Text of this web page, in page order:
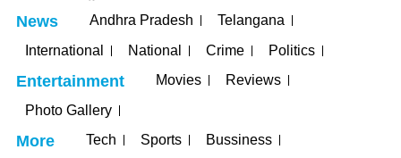
News Andhra Pradesh
Telangana
International
National Crime Politics
Entertainment Movies
Reviews
Photo Gallery
More Tech Sports Bussiness